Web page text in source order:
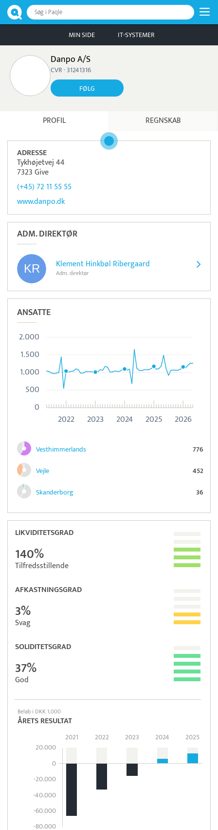
Søg i Paqle
MIN SIDE IT-SYSTEMER
Danpo A/S
CVR · 31241316
FØLG
PROFIL REGNSKAB
ADRESSE
Tykhøjetvej 44
7323 Give
(+45) 72 11 55 55
www.danpo.dk
ADM. DIREKTØR
Klement Hinkbøl Ribergaard
Adm. direktør
ANSATTE
2022 2023 2024 2025 2026
0
500
1.000
1.500
2.000
Vesthimmerlands
776
Vejle
452
Skanderborg
36
LIKVIDITETSGRAD
140%
Tilfredsstillende
AFKASTNINGSGRAD
3%
Svag
SOLIDITETSGRAD
37%
God
Beløb i DKK 1.000
ÅRETS RESULTAT
20.000
0
-20.000
-40.000
-60.000
-80.000
2021 2022 2023 2024 2025